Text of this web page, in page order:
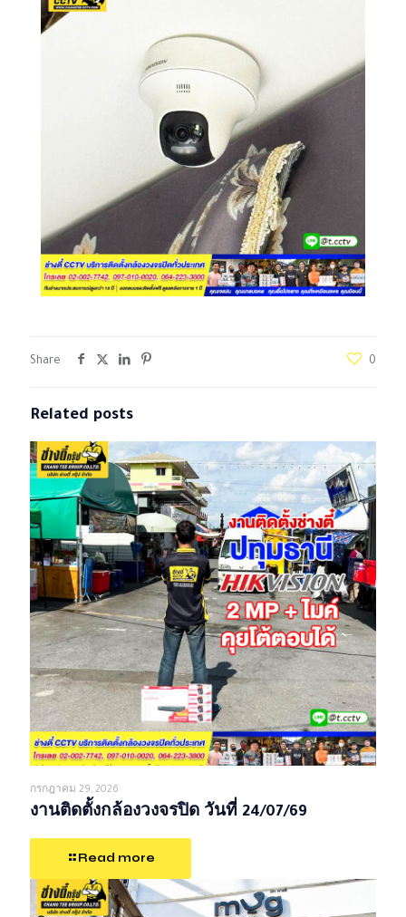
Share 0
Related posts
กรกฎาคม 29, 2026
งานติดตั้งกล้องวงจรปิด วันที่ 24/07/69
Read more